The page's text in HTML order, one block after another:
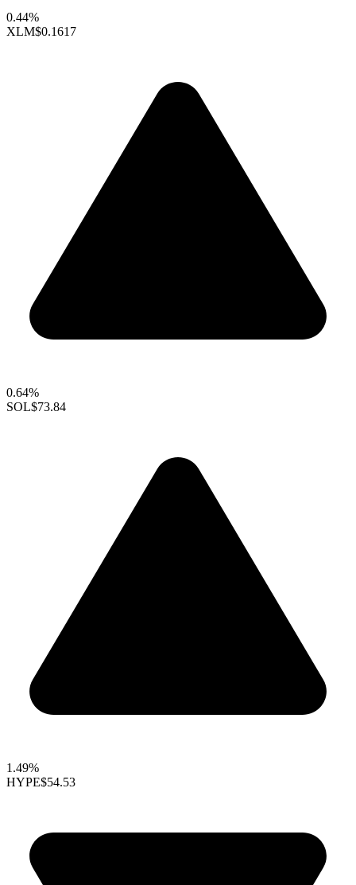
0.44%
XLM$0.1617
0.64%
SOL$73.84
1.49%
HYPE$54.53